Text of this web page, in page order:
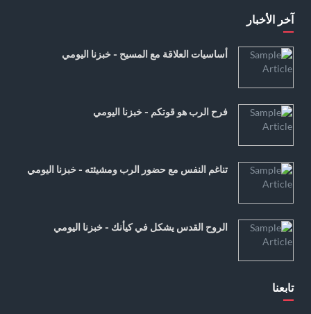
آخر الأخبار
أساسيات العلاقة مع المسيح - خبزنا اليومي
فرح الرب هو قوتكم - خبزنا اليومي
تناغم النفس مع حضور الرب ومشيئته - خبزنا اليومي
الروح القدس يشكل في كيأنك - خبزنا اليومي
تابعنا